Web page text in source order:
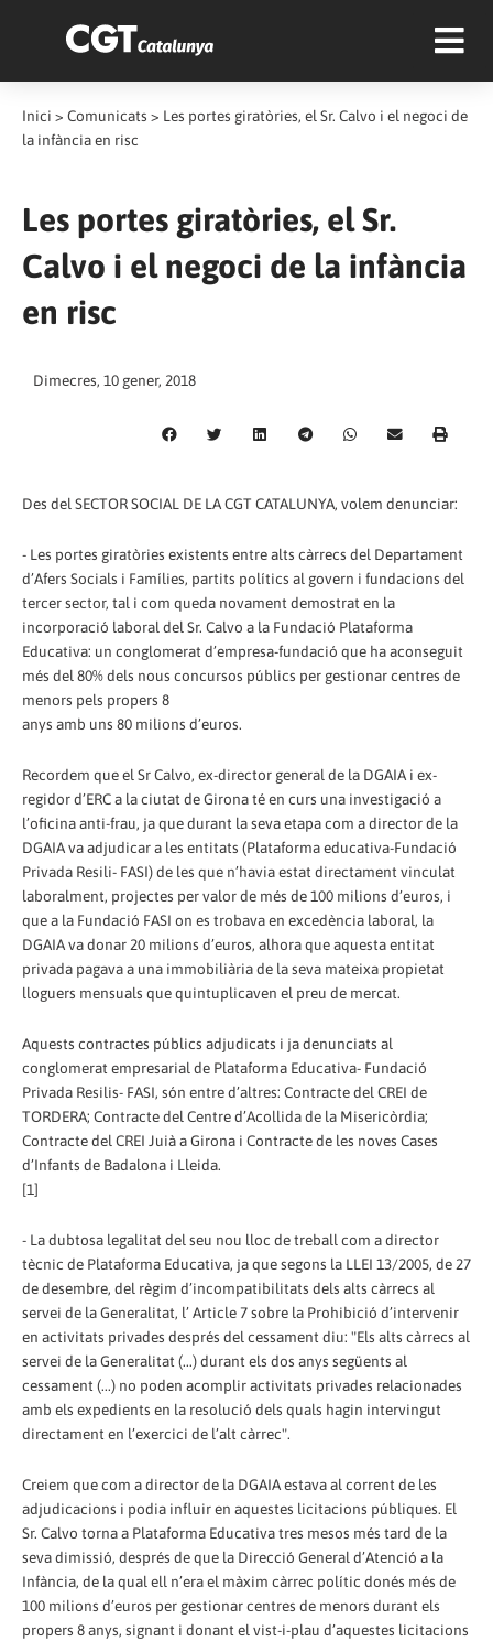
Inici > Comunicats > Les portes giratòries, el Sr. Calvo i el negoci de
la infància en risc
Les portes giratòries, el Sr.
Calvo i el negoci de la infància
en risc
Dimecres, 10 gener, 2018
Des del SECTOR SOCIAL DE LA CGT CATALUNYA, volem denunciar:
- Les portes giratòries existents entre alts càrrecs del Departament
d’Afers Socials i Famílies, partits polítics al govern i fundacions del
tercer sector, tal i com queda novament demostrat en la
incorporació laboral del Sr. Calvo a la Fundació Plataforma
Educativa: un conglomerat d’empresa-fundació que ha aconseguit
més del 80% dels nous concursos públics per gestionar centres de
menors pels propers 8
anys amb uns 80 milions d’euros.
Recordem que el Sr Calvo, ex-director general de la DGAIA i ex-
regidor d’ERC a la ciutat de Girona té en curs una investigació a
l’oficina anti-frau, ja que durant la seva etapa com a director de la
DGAIA va adjudicar a les entitats (Plataforma educativa-Fundació
Privada Resili- FASI) de les que n’havia estat directament vinculat
laboralment, projectes per valor de més de 100 milions d’euros, i
que a la Fundació FASI on es trobava en excedència laboral, la
DGAIA va donar 20 milions d’euros, alhora que aquesta entitat
privada pagava a una immobiliària de la seva mateixa propietat
lloguers mensuals que quintuplicaven el preu de mercat.
Aquests contractes públics adjudicats i ja denunciats al
conglomerat empresarial de Plataforma Educativa- Fundació
Privada Resilis- FASI, són entre d’altres: Contracte del CREI de
TORDERA; Contracte del Centre d’Acollida de la Misericòrdia;
Contracte del CREI Juià a Girona i Contracte de les noves Cases
d’Infants de Badalona i Lleida.
[1]
- La dubtosa legalitat del seu nou lloc de treball com a director
tècnic de Plataforma Educativa, ja que segons la LLEI 13/2005, de 27
de desembre, del règim d’incompatibilitats dels alts càrrecs al
servei de la Generalitat, l’ Article 7 sobre la Prohibició d’intervenir
en activitats privades després del cessament diu: "Els alts càrrecs al
servei de la Generalitat (...) durant els dos anys següents al
cessament (...) no poden acomplir activitats privades relacionades
amb els expedients en la resolució dels quals hagin intervingut
directament en l’exercici de l’alt càrrec".
Creiem que com a director de la DGAIA estava al corrent de les
adjudicacions i podia influir en aquestes licitacions públiques. El
Sr. Calvo torna a Plataforma Educativa tres mesos més tard de la
seva dimissió, després de que la Direcció General d’Atenció a la
Infància, de la qual ell n’era el màxim càrrec polític donés més de
100 milions d’euros per gestionar centres de menors durant els
propers 8 anys, signant i donant el vist-i-plau d’aquestes licitacions